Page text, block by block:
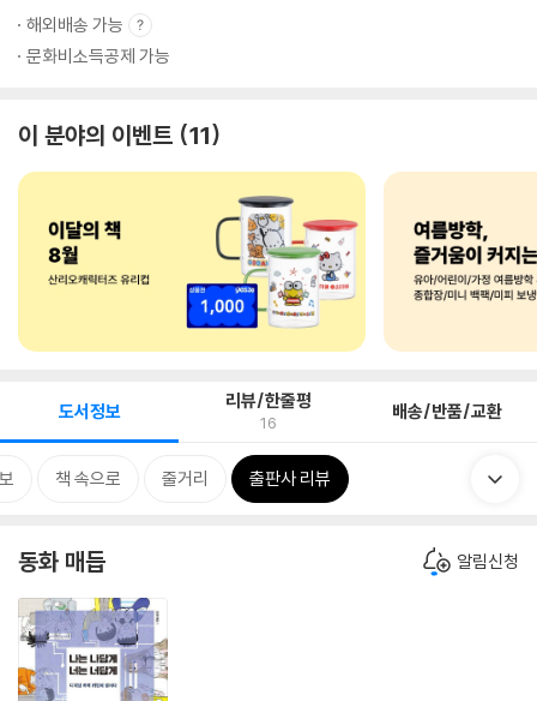
해외배송 가능
문화비소득공제 가능
이 분야의 이벤트 11
도서정보 리뷰/한줄평
16 배송/반품/교환
책 속으로 줄거리 출판사 리뷰
동화 매듭 알림신청